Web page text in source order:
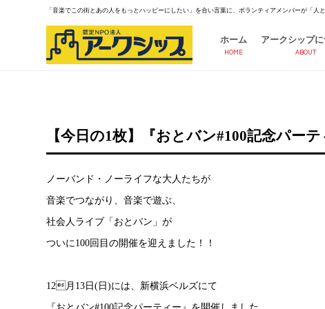
「音楽でこの街とあの人をもっとハッピーにしたい」を合い言葉に、ボランティアメンバーが「
ホーム
HOME
アークシップ
ABOUT
【今日の1枚】『おとバン#100記念パー
ノーバンド・ノーライフな大人たちが
音楽でつながり、音楽で遊ぶ、
社会人ライブ「おとバン」が
ついに100回目の開催を迎えました！！
12月13日(日)には、新横浜ベルズにて